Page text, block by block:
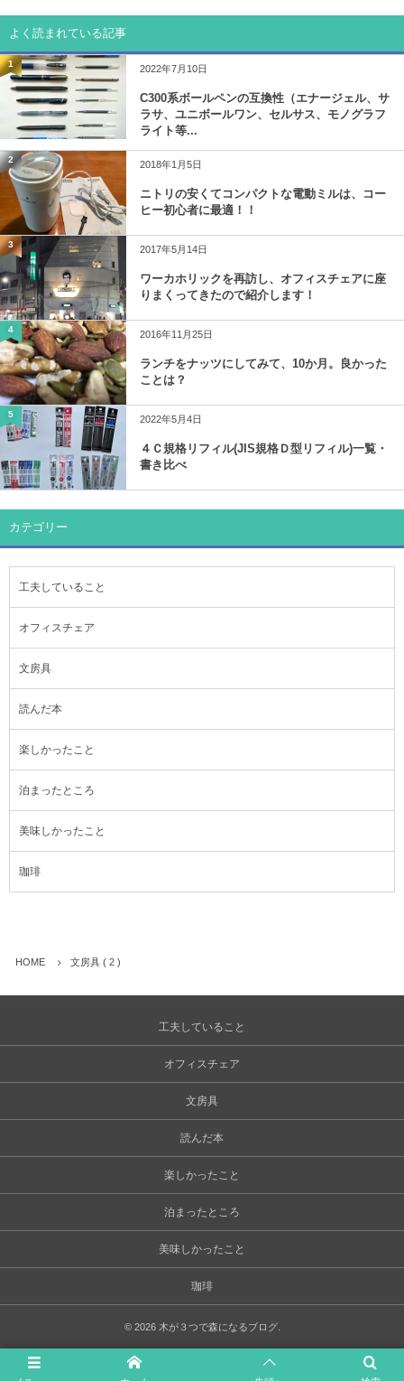
よく読まれている記事
1 2022年7月10日
C300系ボールペンの互換性（エナージェル、サ
ラサ、ユニボールワン、セルサス、モノグラフ
ライト等...
2 2018年1月5日
ニトリの安くてコンパクトな電動ミルは、コー
ヒー初心者に最適！！
3 2017年5月14日
ワーカホリックを再訪し、オフィスチェアに座
りまくってきたので紹介します！
4 2016年11月25日
ランチをナッツにしてみて、10か月。良かった
ことは？
5 2022年5月4日
４Ｃ規格リフィル(JIS規格Ｄ型リフィル)一覧・
書き比べ
カテゴリー
工夫していること
オフィスチェア
文房具
読んだ本
楽しかったこと
泊まったところ
美味しかったこと
珈琲
HOME 文房具 ( 2 )
工夫していること
オフィスチェア
文房具
読んだ本
楽しかったこと
泊まったところ
美味しかったこと
珈琲
© 2026 木が３つで森になるブログ.